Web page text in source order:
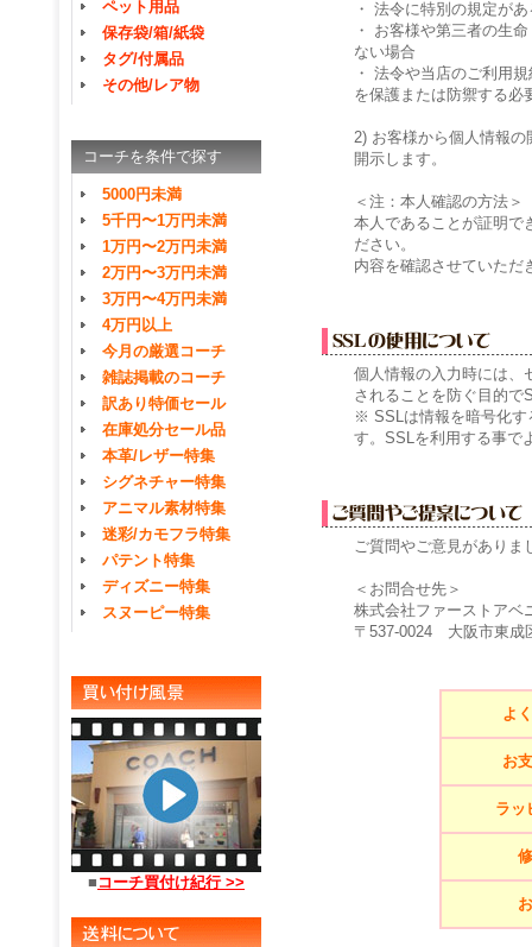
ペット用品
保存袋/箱/紙袋
タグ/付属品
その他/レア物
コーチを条件で探す
5000円未満
5千円〜1万円未満
1万円〜2万円未満
2万円〜3万円未満
3万円〜4万円未満
4万円以上
今月の厳選コーチ
雑誌掲載のコーチ
訳あり特価セール
在庫処分セール品
本革/レザー特集
シグネチャー特集
アニマル素材特集
迷彩/カモフラ特集
パテント特集
ディズニー特集
スヌーピー特集
■ コーチ買付け紀行 >>
・ 法令に特別の規定が
・ お客様や第三者の生
ない場合
・ 法令や当店のご利用
を保護または防禦する必
2) お客様から個人情報
開示します。
＜注：本人確認の方法＞
本人であることが証明で
ださい。
内容を確認させていただ
個人情報の入力時には、
されることを防ぐ目的で
※ SSLは情報を暗号化す
す。SSLを利用する事で
ご質問やご意見がありま
＜お問合せ先＞
株式会社ファーストアベ
〒537-0024 大阪市東成
よ
お
ラッ